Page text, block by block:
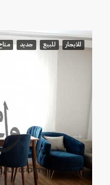
للايجار للبيع جديد